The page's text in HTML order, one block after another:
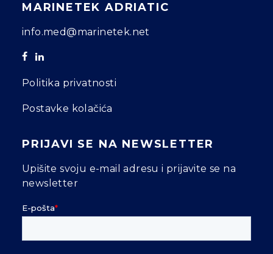
MARINETEK ADRIATIC
info.med@marinetek.net
Politika privatnosti
Postavke kolačića
PRIJAVI SE NA NEWSLETTER
Upišite svoju e-mail adresu i prijavite se na
newsletter